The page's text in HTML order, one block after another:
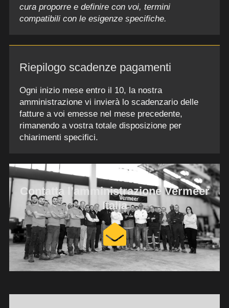
cura proporre e definire con voi, termini
compatibili con le esigenze specifiche.
Riepilogo scadenze pagamenti
Ogni inizio mese entro il 10, la nostra
amministrazione vi invierà lo scadenzario delle
fatture a voi emesse nel mese precedente,
rimanendo a vostra totale disposizione per
chiarimenti specifici.
Contatta l’amministrazione Vermeer
Italia